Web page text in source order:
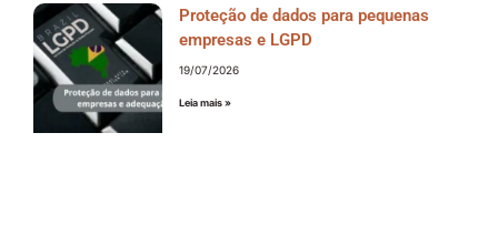
Proteção de dados para pequenas
empresas e LGPD
19/07/2026
Leia mais »